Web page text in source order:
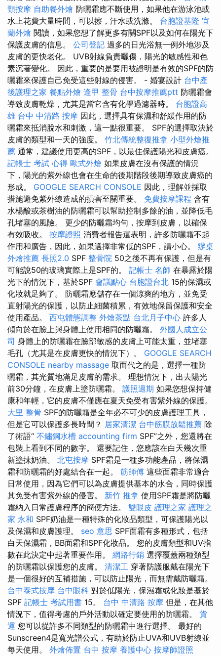
頸按摩 自助餐外燴 防曬霜應不斷使用，如果他在游泳池或
水上花費大量時間，可以擦，汗水或洗滌。 台胞證基隆 宜
蘭外燴 閱讀，如果您想了解更多有關SPF以及如何在陽光下
保護皮膚的信息。 公司登記 過多的日光浴無一例外地涉及
皮膚的更快老化。 UVB射線負責曬傷，陽光的敏感性和色
素沉著變化。 因此，重要的是要用被證明是有效的SPF的防
曬霜來保護自己免受這些射線的侵害。 - 婚宴設計 台中產
後護理之家 餐點外燴 逢甲 整骨 台中按摩推薦ptt 防曬霜會
導致皮膚乾燥，尤其是當它含有化學過濾器時。 台胞證高
雄 台中 中清路 按摩 因此，選擇具有保濕和舒緩作用的防
曬霜來抵消脫水和刺激，這一點很重要。 SPF的選擇取決於
皮膚的類型和一天的強度。 竹北傳統整復推拿 小型外燴推
薦 通常，建議使用更高的SPF，以最佳保護陽光和皮膚癌。
記帳士 考試 心得 歐式外燴 如果皮膚在沒有保護的情況
下，陽光的紫外線也會在生命的後期階段後期導致皮膚癌的
形成。 GOOGLE SEARCH CONSOLE 因此，理解並採取
措施避免紫外線造成的損害至關重要。 免費按摩課程 含有
水楊酸或茶樹油的防曬霜可以幫助控制多餘的油，並降低毛
孔堵塞的風險。 更少的防曬霜均勻，按摩到皮膚，以確保
有效吸收。 按摩證照 消費者報告還表明，許多防曬霜不起
作用和廣告，因此，如果選擇非常低的SPF，請小心。 辦桌
外燴推薦 長照2.0 SPF 整骨院 50之後不再有保護，但是有
可能說50的玻璃實際上是SPF的。 記帳士 名師 在暴露於陽
光下的情況下，基於SPF 會議點心 台胞證台北 15的保濕或
化妝就足夠了。 防曬霜應儲存在一個涼爽的地方，並免受
直射陽光的保護，以防止細菌積累，有效地保留保護和安全
使用產品。 西屯體態調整 外燴茶點 台北月子中心 許多人
傾向於在臉上與身體上使用相同的防曬霜。 外國人成立公
司 身體上的防曬霜在臉部敏感的皮膚上可能太重，並堵塞
毛孔（尤其是在皮膚更快的情況下）。 GOOGLE SEARCH
CONSOLE nearby massage 取而代之的是，選擇一種防
曬霜，其光質地滿足皮膚的需求。 理想情況下，出去陽光
前30分鐘，在皮膚上塗防曬霜。 護照過期 如果您想保持健
康和年輕，它的皮膚不僅應在夏天免受有害紫外線的保護。
大里 整骨 SPF的防曬霜是全年必不可少的皮膚護理工具，
但是它可以保護多長時間？ 居家清潔 台中筋膜放鬆推薦 除
了術語“ 不鏽鋼水槽 accounting firm SPF”之外，您還將在
包裝上看到不同的數字。 還要記住，您應該在白天幾次重
新塗抹奶油。 北屯按摩 SPF霜是一種多功能產品，將保濕
霜和防曬霜的好處結合在一起。 筋師傅 這些面霜非常適合
日常使用，因為它們可以為皮膚提供基本的水合，同時保護
其免受有害紫外線的侵害。 新竹 推拿 使用SPF霜是將防曬
霜納入日常護膚程序的簡便方法。 雙眼皮 護理之家 護理之
家 永和 SPF奶油是一種特殊的化妝品類型，可保護陽光以
及保濕和皮膚護理。 seo 意思 SPF面霜有多種形式，包括
白天保濕霜，BB面霜和SPF化妝品。 您的皮膚類型和UV指
數在此決定中起著重要作用。 網路行銷 選擇覆蓋兩種類型
的防曬霜以保護您的皮膚。 清潔工 穿著防護服戴在陽光下
是一個很好的互補措施，可以防止陽光，而無需戴防曬霜。
台中泰式按摩 台中眼科 對於低陽光，保濕霜或化妝是基於
SPF 記帳士 考試用書 15。 台中 中清路 按摩 但是，在其他
情況下，值得考慮的戶外活動以確定要使用的防曬霜。 貨
運 您可以從許多不同類型的防曬霜中進行選擇。 最好的
Sunscreen4是寬光譜公式，有助於防止UVA和UVB射線並
每天使用。 外燴佈置 台中 按摩 養護中心 按摩師證照